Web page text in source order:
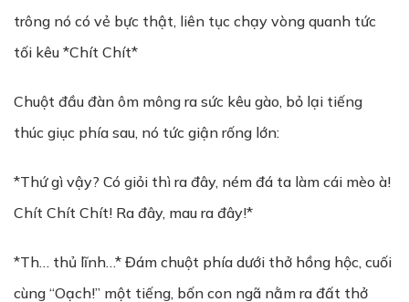
trông nó có vẻ bực thật, liên tục chạy vòng quanh tức
tối kêu *Chít Chít*
Chuột đầu đàn ôm mông ra sức kêu gào, bỏ lại tiếng
thúc giục phía sau, nó tức giận rống lớn:
*Thứ gì vậy? Có giỏi thì ra đây, ném đá ta làm cái mèo à!
Chít Chít Chít! Ra đây, mau ra đây!*
*Th… thủ lĩnh…* Đám chuột phía dưới thở hồng hộc, cuối
cùng “Oạch!” một tiếng, bốn con ngã nằm ra đất thở